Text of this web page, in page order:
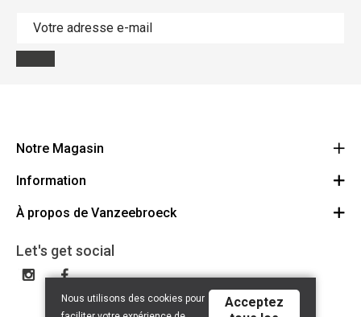
Notre Magasin
Vanzeebroeck Motors
1600 Sint-Pieters-Leeuw
023316022
Information
Annulation Commande
Conditions générales
Privacy policy
À propos de Vanzeebroeck
Cheque Cadeau
Échange et Retours
Let's get social
Nous utilisons des cookies pour
Acceptez